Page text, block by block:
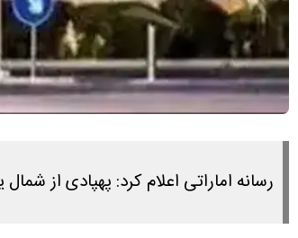
رسانه اماراتی اعلام کرد: پهپادی از